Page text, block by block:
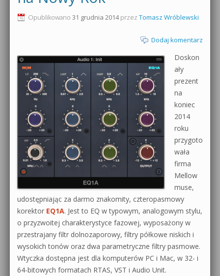
Produkcja muzyczna od podstaw
Sound Forge od podstaw
Dubstep z syntezatorem Massive
Kontakt 5 Kompendium
Pakiety
0dB.pl - informacje
Materiały dla mediów
Archiwum aktualności
Polityka prywatności
Regulamin
Działanie sklepu internetowego
Wyszukiwanie
Opublikowano 31 grudnia 2014przez Tomasz Wróblewski
Dodaj komentarz
Doskon
ały
prezent
na
koniec
2014
roku
przygoto
wała
firma
Mellow
muse,
udostępniając za darmo znakomity, czteropasmowy
korektor EQ1A. Jest to EQ w typowym, analogowym stylu,
o przyzwoitej charakterystyce fazowej, wyposażony w
przestrajany filtr dolnozaporowy, filtry półkowe niskich i
wysokich tonów oraz dwa parametryczne filtry pasmowe.
Wtyczka dostępna jest dla komputerów PC i Mac, w 32- i
64-bitowych formatach RTAS, VST i Audio Unit.